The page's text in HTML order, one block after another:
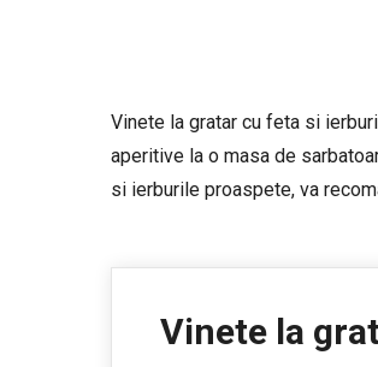
Vinete la gratar cu feta si
aperitive la o masa de
si ierburile proaspete, va
Vinete la